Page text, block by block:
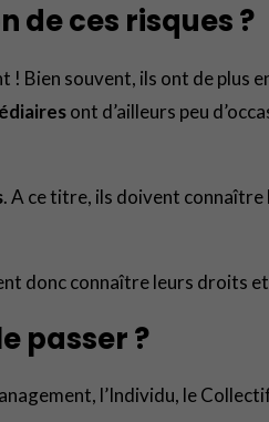
de ces risques ?
Bien souvent, ils ont de plus
ont d’ailleurs peu
. A ce titre, ils doivent
donc connaître leurs droits
passer ?
l’Individu, le